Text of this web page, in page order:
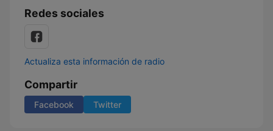
Redes sociales
Actualiza esta información de radio
Compartir
Facebook Twitter